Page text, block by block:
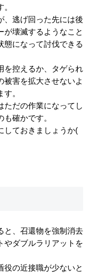
、逃げ回った先には後
が壊滅するようなこと
態になって討伐できる
を控えるか、タゲられ
被害を拡大させないよ
。
ただの作業になってし
確かです。
しておきましょうか(
と、召還物を強制消去
やダブルラリアットを
役の近接職が少ないと